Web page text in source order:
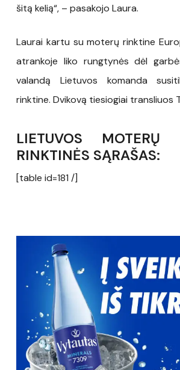
šitą kelią“, – pasakojo Laura.
Laurai kartu su moterų rinktine
atrankoje liko rungtynės dėl
valandą Lietuvos komanda
rinktine. Dvikovą tiesiogiai transliuos
LIETUVOS MOTERŲ
RINKTINĖS SĄRAŠAS:
[table id=181 /]